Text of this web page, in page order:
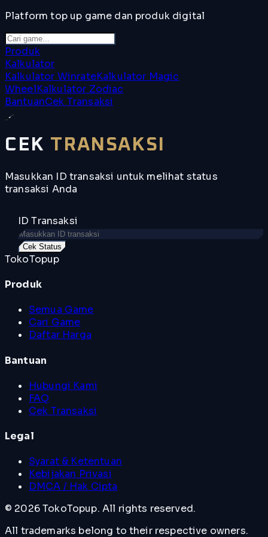
Platform top up game dan produk digital
Produk
Kalkulator
Kalkulator WinrateKalkulator Magic
WheelKalkulator Zodiac
BantuanCek Transaksi
CEK TRANSAKSI
Masukkan ID transaksi untuk melihat status
transaksi Anda
ID Transaksi
Cek Status
TokoTopup
Produk
Semua Game
Cari Game
Daftar Harga
Bantuan
Hubungi Kami
FAQ
Cek Transaksi
Legal
Syarat & Ketentuan
Kebijakan Privasi
DMCA / Hak Cipta
© 2026TokoTopup. All rights reserved.
All trademarks belong to their respective owners.